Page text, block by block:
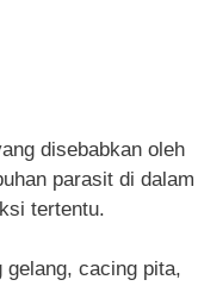
disebabkan oleh
parasit di dalam
tertentu.
gelang, cacing pita,